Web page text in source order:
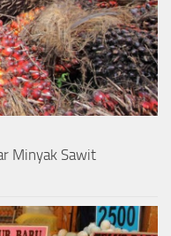
Minyak Sawit